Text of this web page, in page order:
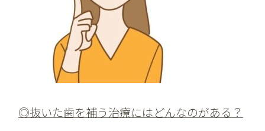
◎抜いた歯を補う治療にはどんなのがある？